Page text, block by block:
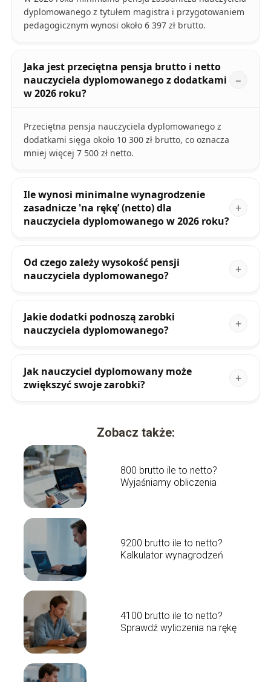
dyplomowanego z tytułem magistra i przygotowaniem
pedagogicznym wynosi około 6 397 zł brutto.
Jaka jest przeciętna pensja brutto i netto
nauczyciela dyplomowanego z dodatkami
w 2026 roku?
Przeciętna pensja nauczyciela dyplomowanego z
dodatkami sięga około 10 300 zł brutto, co oznacza
mniej więcej 7 500 zł netto.
Ile wynosi minimalne wynagrodzenie
zasadnicze 'na rękę’ (netto) dla
nauczyciela dyplomowanego w 2026 roku?
Od czego zależy wysokość pensji
nauczyciela dyplomowanego?
Jakie dodatki podnoszą zarobki
nauczyciela dyplomowanego?
Jak nauczyciel dyplomowany może
zwiększyć swoje zarobki?
Zobacz także:
800 brutto ile to netto?
Wyjaśniamy obliczenia
9200 brutto ile to netto?
Kalkulator wynagrodzeń
4100 brutto ile to netto?
Sprawdź wyliczenia na rękę